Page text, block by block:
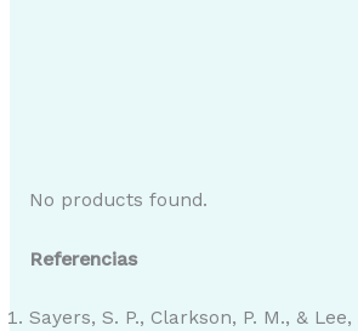
No products found.
Referencias
Sayers, S. P., Clarkson, P. M., &